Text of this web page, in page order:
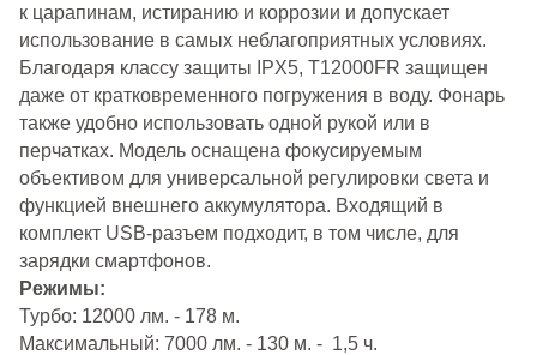
к царапинам, истиранию и коррозии и допускает
использование в самых неблагоприятных условиях.
Благодаря классу защиты IPX5, T12000FR защищен
даже от кратковременного погружения в воду. Фонарь
также удобно использовать одной рукой или в
перчатках. Модель оснащена фокусируемым
объективом для универсальной регулировки света и
функцией внешнего аккумулятора. Входящий в
комплект USB-разъем подходит, в том числе, для
зарядки смартфонов.
Режимы:
Турбо: 12000 лм. - 178 м.
Максимальный: 7000 лм. - 130 м. - 1,5 ч.